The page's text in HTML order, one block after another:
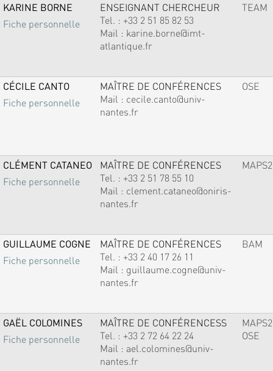
KARINE BORNE
Fiche personnelle
ENSEIGNANT CHERCHEUR
Tel. : +33 2 51 85 82 53
Mail : karine.borne@imt-
atlantique.fr
TEAM
CÉCILE CANTO
Fiche personnelle
MAÎTRE DE CONFÉRENCES
Mail : cecile.canto@univ-
nantes.fr
OSE
CLÉMENT CATANEO
Fiche personnelle
MAÎTRE DE CONFÉRENCES
Tel. : +33 2 51 78 55 10
Mail : clement.cataneo@oniris-
nantes.fr
MAPS2
GUILLAUME COGNE
Fiche personnelle
MAÎTRE DE CONFÉRENCES
Tel. : +33 2 40 17 26 11
Mail : guillaume.cogne@univ-
nantes.fr
BAM
GAËL COLOMINES
Fiche personnelle
MAÎTRE DE CONFÉRENCESS
Tel. : +33 2 72 64 22 24
Mail : ael.colomines@univ-
nantes.fr
MAPS2
OSE